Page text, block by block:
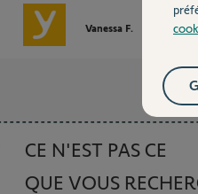
Vanessa F. il y a plus
CE N'EST PAS CE
QUE VOUS